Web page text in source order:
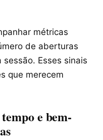
métricas
de aberturas
Esses sinais
que merecem
e bem-